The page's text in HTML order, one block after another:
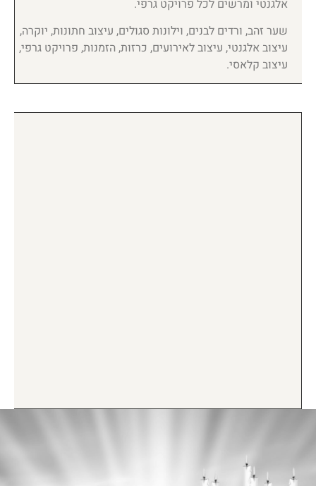
אלגנטי ומרשים לכל פרויקט גרפי.
שער זהב, ורדים לבנים, וילונות סגולים, עיצוב חתונות, יוקרה,
עיצוב אלגנטי, עיצוב לאירועים, כרזות, הזמנות, פרויקט גרפי,
עיצוב קלאסי.